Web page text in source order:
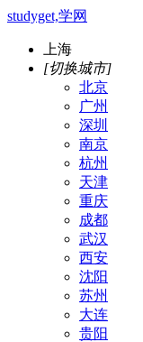
studyget,学网
上海
[切换城市]
北京
广州
深圳
南京
杭州
天津
重庆
成都
武汉
西安
沈阳
苏州
大连
贵阳